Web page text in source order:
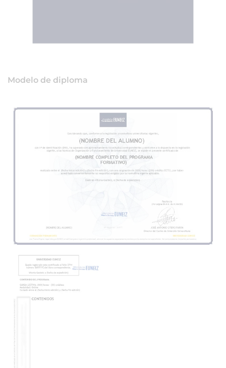
Modelo de diploma